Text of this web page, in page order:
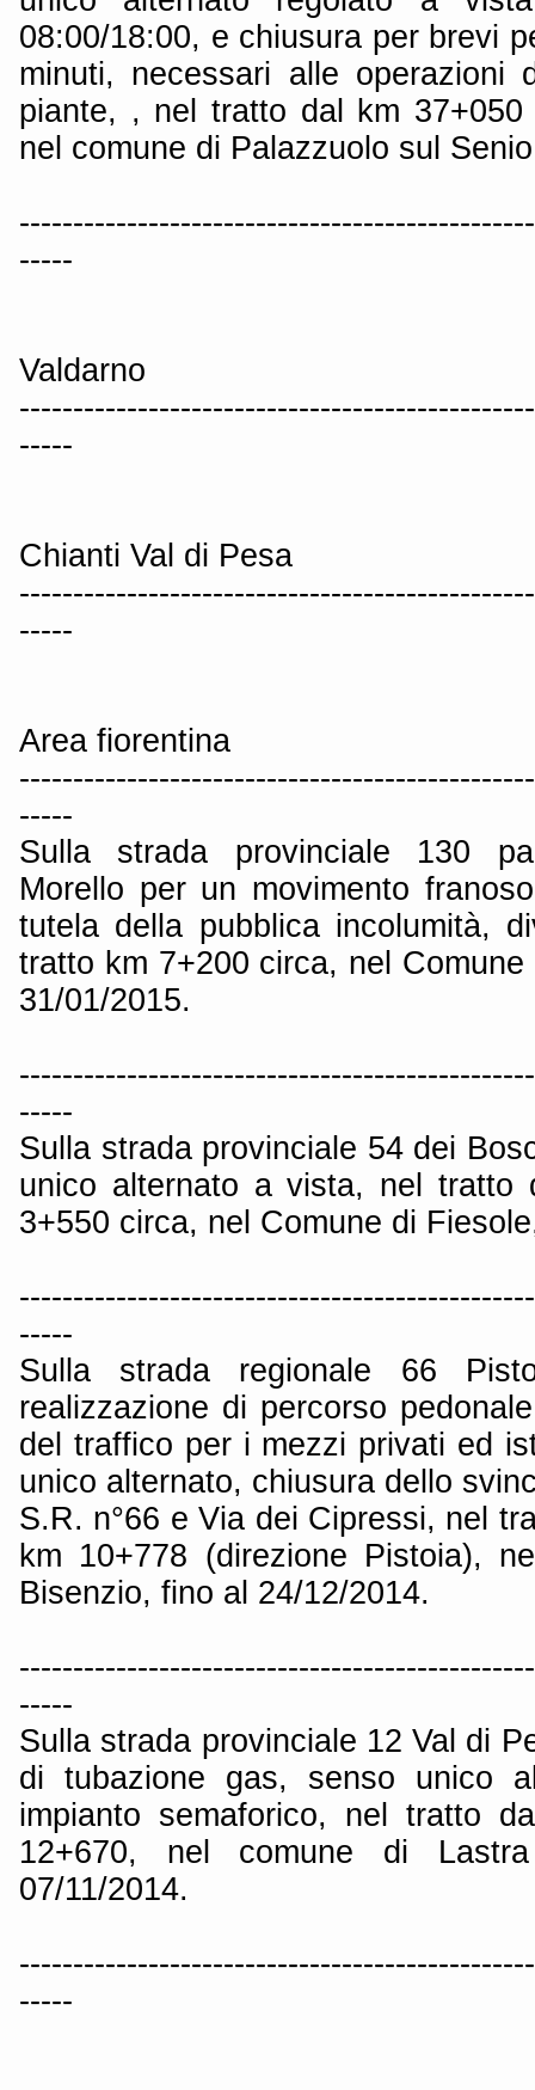
08:00/18:00, e chiusura per brevi
minuti, necessari alle operazioni
piante, , nel tratto dal km
nel comune di Palazzuolo sul
-----
Valdarno
-----
Chianti Val di Pesa
-----
Area fiorentina
-----
Sulla strada provinciale 130
Morello per un movimento
tutela della pubblica incolumità,
tratto km 7+200 circa, nel
31/01/2015.
-----
Sulla strada provinciale 54 dei
unico alternato a vista, nel tratto
3+550 circa, nel Comune di
-----
Sulla strada regionale 66
realizzazione di percorso
del traffico per i mezzi privati ed
unico alternato, chiusura dello
S.R. n°66 e Via dei Cipressi, nel
km 10+778 (direzione Pistoia),
Bisenzio, fino al 24/12/2014.
-----
Sulla strada provinciale 12 Val di
di tubazione gas, senso unico
impianto semaforico, nel tratto
12+670, nel comune di
07/11/2014.
-----